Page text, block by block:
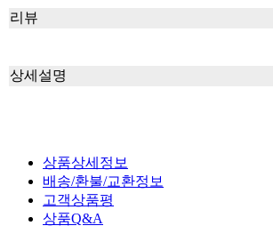
리뷰
상세설명
상품상세정보
배송/환불/교환정보
고객상품평
상품Q&A